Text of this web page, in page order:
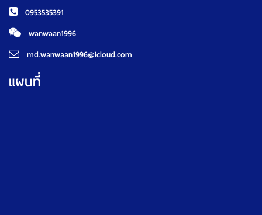
0953535391
wanwaan1996
md.wanwaan1996@icloud.com
แผนที่